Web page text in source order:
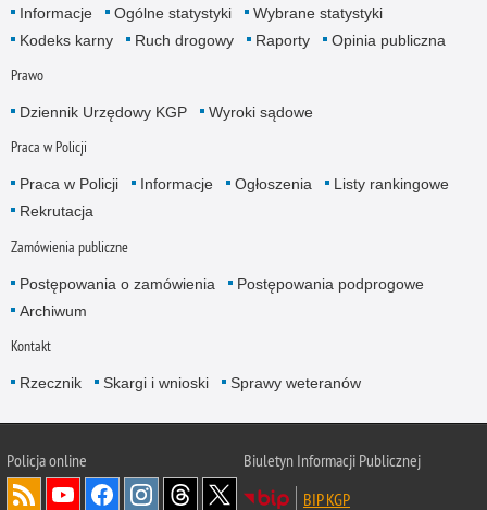
Informacje Ogólne statystyki
Wybrane statystyki
Kodeks karny
Ruch drogowy Raporty Opinia publiczna
Prawo
Dziennik Urzędowy KGP Wyroki sądowe
Praca w Policji
Praca w Policji Informacje Ogłoszenia
Listy rankingowe
Rekrutacja
Zamówienia publiczne
Postępowania o zamówienia
Postępowania podprogowe
Archiwum
Kontakt
Rzecznik Skargi i wnioski Sprawy weteranów
Policjaonline
Biuletyn Informacji Publicznej
BIP KGP